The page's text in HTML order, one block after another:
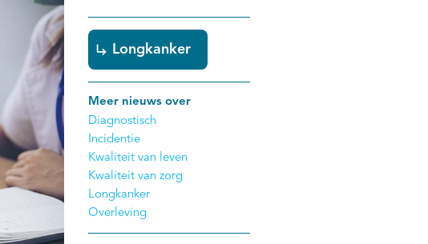
Longkanker
Meer nieuws over
Diagnostisch
Incidentie
Kwaliteit van leven
Kwaliteit van zorg
Longkanker
Overleving